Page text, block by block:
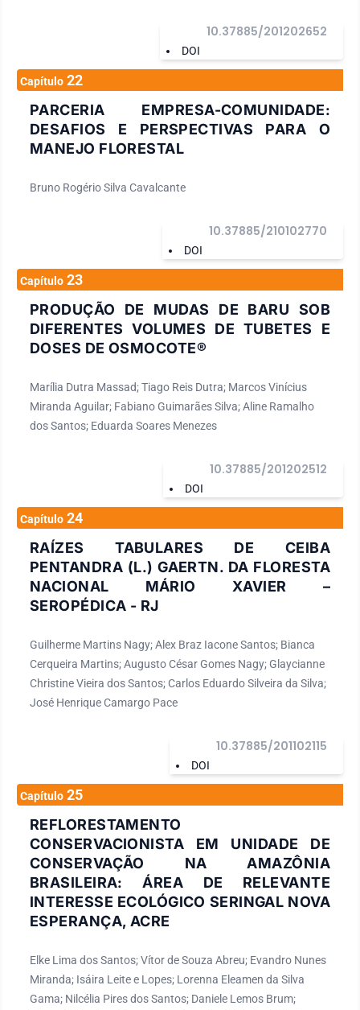
DOI
10.37885/201202652
Capítulo 22
PARCERIA EMPRESA-COMUNIDADE:
DESAFIOS E PERSPECTIVAS PARA O
MANEJO FLORESTAL
Bruno Rogério Silva Cavalcante
DOI
10.37885/210102770
Capítulo 23
PRODUÇÃO DE MUDAS DE BARU SOB
DIFERENTES VOLUMES DE TUBETES E
DOSES DE OSMOCOTE®
Marília Dutra Massad; Tiago Reis Dutra; Marcos Vinícius
Miranda Aguilar; Fabiano Guimarães Silva; Aline Ramalho
dos Santos; Eduarda Soares Menezes
DOI
10.37885/201202512
Capítulo 24
RAÍZES TABULARES DE CEIBA
PENTANDRA (L.) GAERTN. DA FLORESTA
NACIONAL MÁRIO XAVIER –
SEROPÉDICA - RJ
Guilherme Martins Nagy; Alex Braz Iacone Santos; Bianca
Cerqueira Martins; Augusto César Gomes Nagy; Glaycianne
Christine Vieira dos Santos; Carlos Eduardo Silveira da Silva;
José Henrique Camargo Pace
DOI
10.37885/201102115
Capítulo 25
REFLORESTAMENTO
CONSERVACIONISTA EM UNIDADE DE
CONSERVAÇÃO NA AMAZÔNIA
BRASILEIRA: ÁREA DE RELEVANTE
INTERESSE ECOLÓGICO SERINGAL NOVA
ESPERANÇA, ACRE
Elke Lima dos Santos; Vítor de Souza Abreu; Evandro Nunes
Miranda; Isáira Leite e Lopes; Lorenna Eleamen da Silva
Gama; Nilcélia Pires dos Santos; Daniele Lemos Brum;